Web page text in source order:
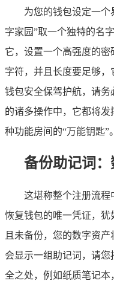
为您的钱包设定一个
字家园”取一个独特的名
它，设置一个高强度的
字符，并且长度要足够，
钱包安全保驾护航，请
的诸多操作中，它都将发
种功能房间的“万能钥匙”。
备份助记词
这堪称整个注册流程
恢复钱包的唯一凭证，犹
且未备份，您的数字资
会显示一组助记词，请
全之处，例如纸质笔记本